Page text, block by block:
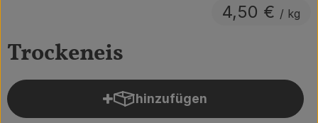
Süßes & Salziges
Haushalt
Trockeneis
4,50 € / kg
hinzufügen
Produkt zum Warenkorb